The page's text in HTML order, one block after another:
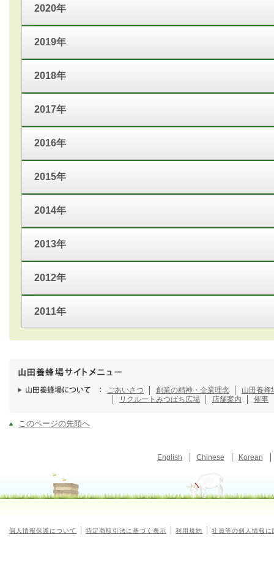
2020年
2019年
2018年
2017年
2016年
2015年
2014年
2013年
2012年
2011年
ごあいさつ 創業の精神・企業理念
山田養蜂
リクルート みつばち広場 店舗案内 催事
このページの先頭へ
English Chinese Korean
個人情報保護について 特定商取引法に基づく表示 利用規約 社員等の個人情報